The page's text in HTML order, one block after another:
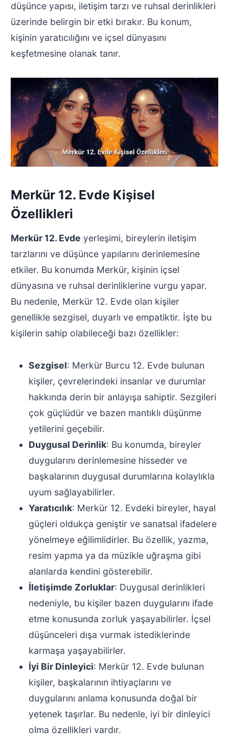
düşünce yapısı, iletişim tarzı ve ruhsal derinlikleri
üzerinde belirgin bir etki bırakır. Bu konum,
kişinin yaratıcılığını ve içsel dünyasını
keşfetmesine olanak tanır.
Merkür 12. Evde Kişisel
Özellikleri
Merkür 12. Evde yerleşimi, bireylerin iletişim
tarzlarını ve düşünce yapılarını derinlemesine
etkiler. Bu konumda Merkür, kişinin içsel
dünyasına ve ruhsal derinliklerine vurgu yapar.
Bu nedenle, Merkür 12. Evde olan kişiler
genellikle sezgisel, duyarlı ve empatiktir. İşte bu
kişilerin sahip olabileceği bazı özellikler:
Sezgisel: Merkür Burcu 12. Evde bulunan
kişiler, çevrelerindeki insanlar ve durumlar
hakkında derin bir anlayışa sahiptir. Sezgileri
çok güçlüdür ve bazen mantıklı düşünme
yetilerini geçebilir.
Duygusal Derinlik: Bu konumda, bireyler
duygularını derinlemesine hisseder ve
başkalarının duygusal durumlarına kolaylıkla
uyum sağlayabilirler.
Yaratıcılık: Merkür 12. Evdeki bireyler, hayal
güçleri oldukça geniştir ve sanatsal ifadelere
yönelmeye eğilimlidirler. Bu özellik, yazma,
resim yapma ya da müzikle uğraşma gibi
alanlarda kendini gösterebilir.
İletişimde Zorluklar: Duygusal derinlikleri
nedeniyle, bu kişiler bazen duygularını ifade
etme konusunda zorluk yaşayabilirler. İçsel
düşünceleri dışa vurmak istediklerinde
karmaşa yaşayabilirler.
İyi Bir Dinleyici: Merkür 12. Evde bulunan
kişiler, başkalarının ihtiyaçlarını ve
duygularını anlama konusunda doğal bir
yetenek taşırlar. Bu nedenle, iyi bir dinleyici
olma özellikleri vardır.